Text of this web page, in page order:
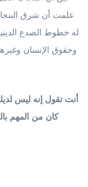
علمت أن شرق
له خطوط الصدع
وحقوق الإنسان
أنت تقول إنه ليس
كان من المهم